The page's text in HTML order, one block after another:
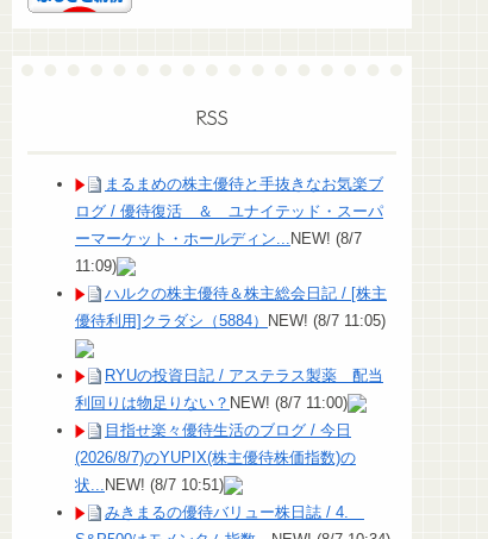
RSS
まるまめの株主優待と手抜きなお気楽ブ
ログ / 優待復活 ＆ ユナイテッド・スーパ
ーマーケット・ホールディン... NEW! (8/7
11:09)
ハルクの株主優待＆株主総会日記 / [株主
優待利用]クラダシ（5884） NEW! (8/7 11:05)
RYUの投資日記 / アステラス製薬 配当
利回りは物足りない？ NEW! (8/7 11:00)
目指せ楽々優待生活のブログ / 今日
(2026/8/7)のYUPIX(株主優待株価指数)の
状... NEW! (8/7 10:51)
みきまるの優待バリュー株日誌 / 4.